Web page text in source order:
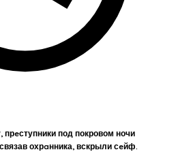
под покровом ночи
охрaнника, вскрыли сeйф.